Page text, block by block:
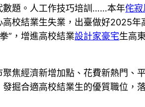
數題。人工作技巧培訓……本年侘寂
校結業生失業，出臺做好2025年
”，增進高校結業設計家豪宅生高
聚焦經濟新增加點、花費新熱門、
掘合適高校結業生的優質職位，